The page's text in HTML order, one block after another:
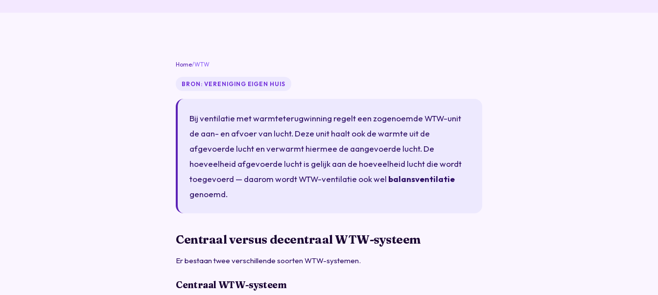
Home/WTW
BRON: VERENIGING EIGEN HUIS
Bij ventilatie met warmteterugwinning regelt een zogenoemde WTW-unit
de aan- en afvoer van lucht. Deze unit haalt ook de warmte uit de
afgevoerde lucht en verwarmt hiermee de aangevoerde lucht. De
hoeveelheid afgevoerde lucht is gelijk aan de hoeveelheid lucht die wordt
toegevoerd — daarom wordt WTW-ventilatie ook wel balansventilatie
genoemd.
Centraal versus decentraal WTW-systeem
Er bestaan twee verschillende soorten WTW-systemen.
Centraal WTW-systeem